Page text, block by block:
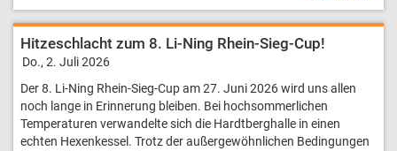
Hitzeschlacht zum 8. Li-Ning Rhein-Sieg-Cup!
Do., 2. Juli 2026
Der 8. Li-Ning Rhein-Sieg-Cup am 27. Juni 2026 wird uns allen
noch lange in Erinnerung bleiben. Bei hochsommerlichen
Temperaturen verwandelte sich die Hardtberghalle in einen
echten Hexenkessel. Trotz der außergewöhnlichen Bedingungen